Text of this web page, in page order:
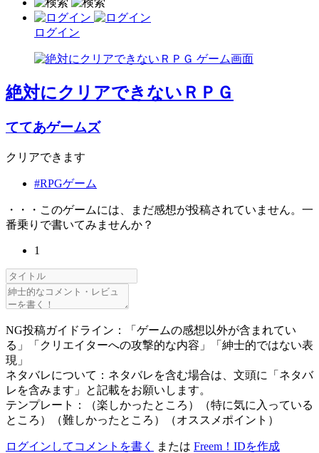
ログイン
絶対にクリアできないＲＰＧ
ててあゲームズ
クリアできます
#RPGゲーム
・・・このゲームには、まだ感想が投稿されていません。一
番乗りで書いてみませんか？
1
NG投稿ガイドライン：「ゲームの感想以外が含まれてい
る」「クリエイターへの攻撃的な内容」「紳士的ではない表
現」
ネタバレについて：ネタバレを含む場合は、文頭に「ネタバ
レを含みます」と記載をお願いします。
テンプレート：（楽しかったところ）（特に気に入っている
ところ）（難しかったところ）（オススメポイント）
ログインしてコメントを書く または Freem！IDを作成